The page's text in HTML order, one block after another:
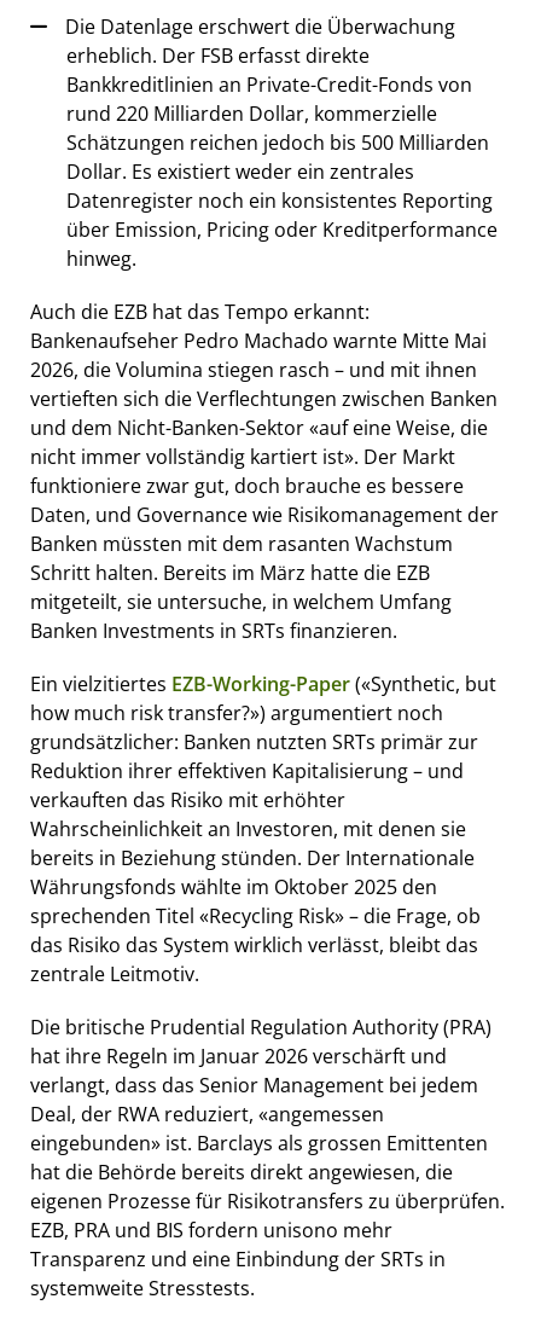
Die Datenlage erschwert die Überwachung
erheblich. Der FSB erfasst direkte
Bankkreditlinien an Private-Credit-Fonds von
rund 220 Milliarden Dollar, kommerzielle
Schätzungen reichen jedoch bis 500 Milliarden
Dollar. Es existiert weder ein zentrales
Datenregister noch ein konsistentes Reporting
über Emission, Pricing oder Kreditperformance
hinweg.
Auch die EZB hat das Tempo erkannt:
Bankenaufseher Pedro Machado warnte Mitte Mai
2026, die Volumina stiegen rasch – und mit ihnen
vertieften sich die Verflechtungen zwischen Banken
und dem Nicht-Banken-Sektor «auf eine Weise, die
nicht immer vollständig kartiert ist». Der Markt
funktioniere zwar gut, doch brauche es bessere
Daten, und Governance wie Risikomanagement der
Banken müssten mit dem rasanten Wachstum
Schritt halten. Bereits im März hatte die EZB
mitgeteilt, sie untersuche, in welchem Umfang
Banken Investments in SRTs finanzieren.
Ein vielzitiertes EZB-Working-Paper(«Synthetic, but
how much risk transfer?») argumentiert noch
grundsätzlicher: Banken nutzten SRTs primär zur
Reduktion ihrer effektiven Kapitalisierung – und
verkauften das Risiko mit erhöhter
Wahrscheinlichkeit an Investoren, mit denen sie
bereits in Beziehung stünden. Der Internationale
Währungsfonds wählte im Oktober 2025 den
sprechenden Titel «Recycling Risk» – die Frage, ob
das Risiko das System wirklich verlässt, bleibt das
zentrale Leitmotiv.
Die britische Prudential Regulation Authority (PRA)
hat ihre Regeln im Januar 2026 verschärft und
verlangt, dass das Senior Management bei jedem
Deal, der RWA reduziert, «angemessen
eingebunden» ist. Barclays als grossen Emittenten
hat die Behörde bereits direkt angewiesen, die
eigenen Prozesse für Risikotransfers zu überprüfen.
EZB, PRA und BIS fordern unisono mehr
Transparenz und eine Einbindung der SRTs in
systemweite Stresstests.